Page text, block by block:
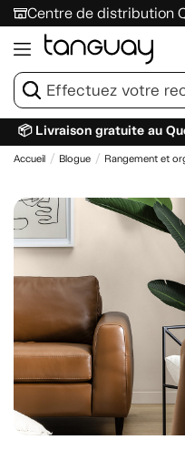
Centre de distribution
📦 Livraison gratuite au
Accueil Blogue Rangement et